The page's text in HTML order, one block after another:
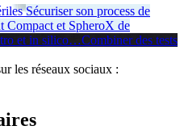
Sécuriser son process de
Compact et SpheroX de
et in silico…Combiner des tests
les réseaux sociaux :